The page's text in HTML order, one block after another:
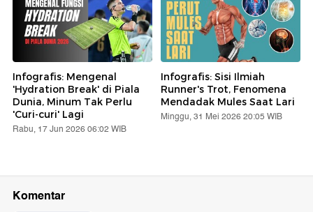
Infografis: Mengenal
'Hydration Break' di Piala
Dunia, Minum Tak Perlu
'Curi-curi' Lagi
Rabu, 17 Jun 2026 06:02 WIB
Infografis: Sisi Ilmiah
Runner's Trot, Fenomena
Mendadak Mules Saat Lari
Minggu, 31 Mei 2026 20:05 WIB
Komentar